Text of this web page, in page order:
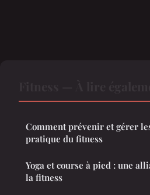
Comment prévenir et gérer
pratique du fitness
Yoga et course à pied : une
la fitness